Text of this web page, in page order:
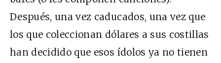
Después, una vez caducados, una vez que
los que coleccionan dólares a sus costillas
han decidido que esos ídolos ya no tienen